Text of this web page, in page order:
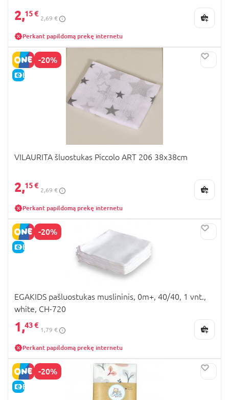
2,15 €
2,69 €
Perkant papildomą prekę internetu
-20%
E-KAINA
VILAURITA šluostukas Piccolo ART 206 38x38cm
2,15 €
2,69 €
Perkant papildomą prekę internetu
-20%
E-KAINA
EGAKIDS pašluostukas muslininis, 0m+, 40/40, 1 vnt.,
white, CH-720
1,43 €
1,79 €
Perkant papildomą prekę internetu
-20%
E-KAINA